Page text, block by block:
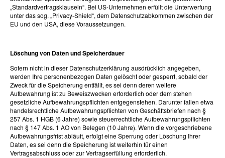
„Standardvertragsklauseln“. Bei US-Unternehmen erfüllt die Unterwerfung
unter das sog. „Privacy-Shield“, dem Datenschutzabkommen zwischen der
EU und den USA, diese Voraussetzungen.
Löschung von Daten und Speicherdauer
Sofern nicht in dieser Datenschutzerklärung ausdrücklich angegeben,
werden Ihre personenbezogen Daten gelöscht oder gesperrt, sobald der
Zweck für die Speicherung entfällt, es sei denn deren weitere
Aufbewahrung ist zu Beweiszwecken erforderlich oder dem stehen
gesetzliche Aufbewahrungspflichten entgegenstehen. Darunter fallen etwa
handelsrechtliche Aufbewahrungspflichten von Geschäftsbriefen nach §
257 Abs. 1 HGB (6 Jahre) sowie steuerrechtliche Aufbewahrungspflichten
nach § 147 Abs. 1 AO von Belegen (10 Jahre). Wenn die vorgeschriebene
Aufbewahrungsfrist abläuft, erfolgt eine Sperrung oder Löschung Ihrer
Daten, es sei denn die Speicherung ist weiterhin für einen
Vertragsabschluss oder zur Vertragserfüllung erforderlich.